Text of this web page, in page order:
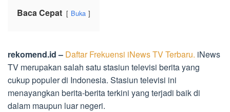
Baca Cepat Buka
rekomend.id – Daftar Frekuensi iNews TV Terbaru. iNews
TV merupakan salah satu stasiun televisi berita yang
cukup populer di Indonesia. Stasiun televisi ini
menayangkan berita-berita terkini yang terjadi baik di
dalam maupun luar negeri.